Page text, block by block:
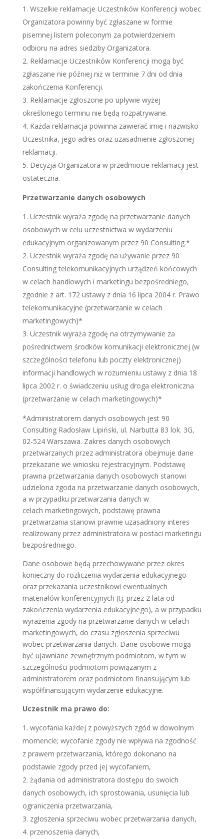
Wszelkie reklamacje Uczestników Konferencji wobec
Organizatora powinny być zgłaszane w formie
pisemnej listem poleconym za potwierdzeniem
odbioru na adres siedziby Organizatora.
Reklamacje Uczestników Konferencji mogą być
zgłaszane nie później niż w terminie 7 dni od dnia
zakończenia Konferencji.
Reklamacje zgłoszone po upływie wyżej
określonego terminu nie będą rozpatrywane.
Każda reklamacja powinna zawierać imię i nazwisko
Uczestnika, jego adres oraz uzasadnienie zgłoszonej
reklamacji.
Decyzja Organizatora w przedmiocie reklamacji jest
ostateczna.
Przetwarzanie danych osobowych
Uczestnik wyraża zgodę na przetwarzanie danych
osobowych w celu uczestnictwa w wydarzeniu
edukacyjnym organizowanym przez 90 Consulting.*
Uczestnik wyraża zgodę na używanie przez 90
Consulting telekomunikacyjnych urządzeń końcowych
w celach handlowych i marketingu bezpośredniego,
zgodnie z art. 172 ustawy z dnia 16 lipca 2004 r. Prawo
telekomunikacyjne (przetwarzanie w celach
marketingowych)*
Uczestnik wyraża zgodę na otrzymywanie za
pośrednictwem środków komunikacji elektronicznej (w
szczególności telefonu lub poczty elektronicznej)
informacji handlowych w rozumieniu ustawy z dnia 18
lipca 2002 r. o świadczeniu usług droga elektroniczna
(przetwarzanie w celach marketingowych)*
*Administratorem danych osobowych jest 90
Consulting Radosław Lipiński, ul. Narbutta 83 lok. 3G,
02-524 Warszawa. Zakres danych osobowych
przetwarzanych przez administratora obejmuje dane
przekazane we wniosku rejestracyjnym. Podstawę
prawna przetwarzania danych osobowych stanowi
udzielona zgoda na przetwarzanie danych osobowych,
a w przypadku przetwarzania danych w
celach marketingowych, podstawę prawna
przetwarzania stanowi prawnie uzasadniony interes
realizowany przez administratora w postaci marketingu
bezpośredniego.
Dane osobowe będą przechowywane przez okres
konieczny do rozliczenia wydarzenia edukacyjnego
oraz przekazania uczestnikowi ewentualnych
materiałów konferencyjnych (tj. przez 2 lata od
zakończenia wydarzenia edukacyjnego), a w przypadku
wyrażenia zgody na przetwarzanie danych w celach
marketingowych, do czasu zgłoszenia sprzeciwu
wobec przetwarzania danych. Dane osobowe mogą
być ujawniane zewnętrznym podmiotom, w tym w
szczególności podmiotom powiązanym z
administratorem oraz podmiotom finansującym lub
współfinansującym wydarzenie edukacyjne.
Uczestnik ma prawo do:
wycofania każdej z powyższych zgód w dowolnym
momencie; wycofanie zgody nie wpływa na zgodność
z prawem przetwarzania, którego dokonano na
podstawie zgody przed jej wycofaniem,
żądania od administratora dostępu do swoich
danych osobowych, ich sprostowania, usunięcia lub
ograniczenia przetwarzania,
zgłoszenia sprzeciwu wobec przetwarzania danych,
przenoszenia danych,